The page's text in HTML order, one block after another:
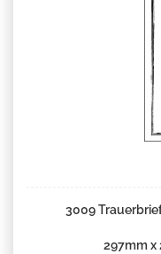
3009
297mm x